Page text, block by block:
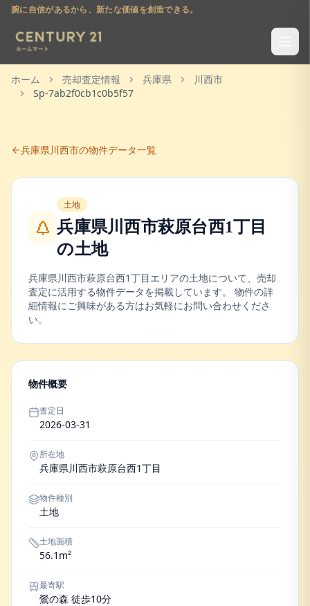
腕に自信があるから、新たな価値を創造できる。
ホーム 売却査定情報 兵庫県
川西市
Sp-7ab2f0cb1c0b5f57
兵庫県川西市の物件データ一覧
土地
兵庫県川西市萩原台西1丁目
の土地
兵庫県川西市萩原台西1丁目エリアの土地について、売却
査定に活用する物件データを掲載しています。 物件の詳
細情報にご興味がある方はお気軽にお問い合わせくださ
い。
物件概要
査定日
2026-03-31
所在地
兵庫県川西市萩原台西1丁目
物件種別
土地
土地面積
56.1m²
最寄駅
鶯の森 徒歩10分